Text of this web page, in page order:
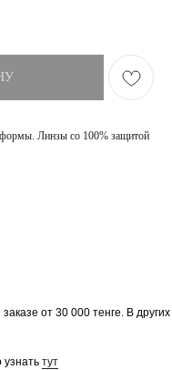
формы. Линзы со 100% защитой
от 30 000 тенге. В других
узнать тут